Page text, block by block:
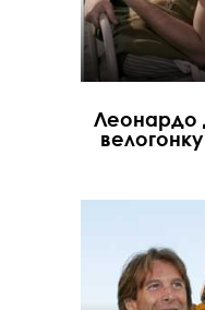
Леонардо